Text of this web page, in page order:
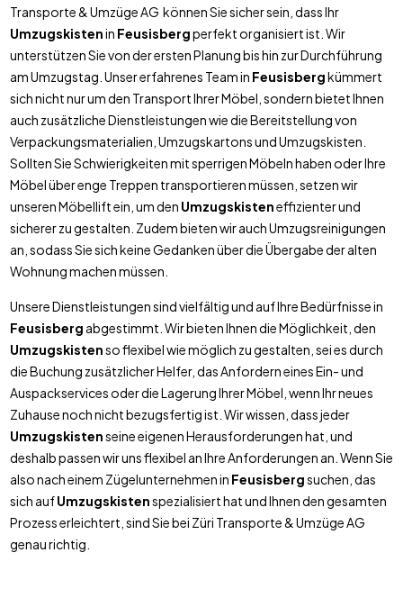
Transporte & Umzüge AG können Sie sicher sein, dass Ihr
Umzugskistenin Feusisbergperfekt organisiert ist. Wir
unterstützen Sie von der ersten Planung bis hin zur Durchführung
am Umzugstag. Unser erfahrenes Team in Feusisbergkümmert
sich nicht nur um den Transport Ihrer Möbel, sondern bietet Ihnen
auch zusätzliche Dienstleistungen wie die Bereitstellung von
Verpackungsmaterialien, Umzugskartons und Umzugskisten.
Sollten Sie Schwierigkeiten mit sperrigen Möbeln haben oder Ihre
Möbel über enge Treppen transportieren müssen, setzen wir
unseren Möbellift ein, um den Umzugskisteneffizienter und
sicherer zu gestalten. Zudem bieten wir auch Umzugsreinigungen
an, sodass Sie sich keine Gedanken über die Übergabe der alten
Wohnung machen müssen.
Unsere Dienstleistungen sind vielfältig und auf Ihre Bedürfnisse in
Feusisberg abgestimmt. Wir bieten Ihnen die Möglichkeit, den
Umzugskistenso flexibel wie möglich zu gestalten, sei es durch
die Buchung zusätzlicher Helfer, das Anfordern eines Ein- und
Auspackservices oder die Lagerung Ihrer Möbel, wenn Ihr neues
Zuhause noch nicht bezugsfertig ist. Wir wissen, dass jeder
Umzugskistenseine eigenen Herausforderungen hat, und
deshalb passen wir uns flexibel an Ihre Anforderungen an. Wenn Sie
also nach einem Zügelunternehmen in Feusisbergsuchen, das
sich aufUmzugskistenspezialisiert hat und Ihnen den gesamten
Prozess erleichtert, sind Sie bei Züri Transporte & Umzüge AG
genau richtig.